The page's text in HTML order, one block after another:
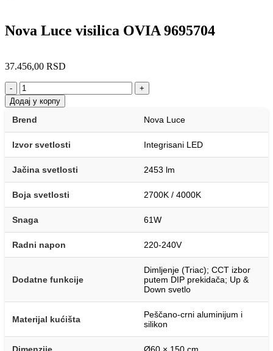
Nova Luce visilica OVIA 9695704
37.456,00 RSD
-
+
Додај у корпу
Brend Nova Luce
Izvor svetlosti Integrisani LED
Jačina svetlosti 2453 lm
Boja svetlosti 2700K / 4000K
Snaga 61W
Radni napon 220-240V
Dodatne funkcije
Dimljenje (Triac); CCT izbor
putem DIP prekidača; Up &
Down svetlo
Materijal kućišta
Peščano-crni aluminijum i
silikon